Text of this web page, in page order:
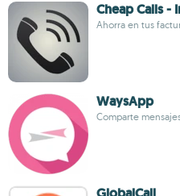
Cheap Calls -
Ahorra en tus
WaysApp
Comparte